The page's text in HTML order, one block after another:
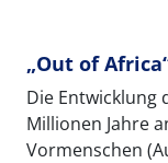
„Out of
Die Entwicklung
Millionen Jahre
Vormenschen